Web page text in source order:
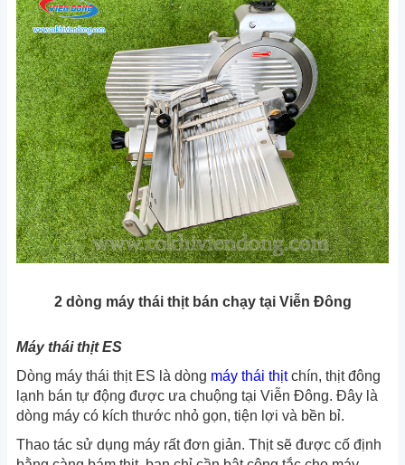
2 dòng máy thái thịt bán chạy tại Viễn Đông
Máy thái thịt ES
Dòng máy thái thịt ES là dòng máy thái thịtchín, thịt đông
lạnh bán tự động được ưa chuộng tại Viễn Đông. Đây là
dòng máy có kích thước nhỏ gọn, tiện lợi và bền bỉ.
Thao tác sử dụng máy rất đơn giản. Thịt sẽ được cố định